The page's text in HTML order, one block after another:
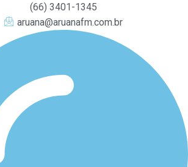
(66) 3401-1345
aruana@aruanafm.com.br